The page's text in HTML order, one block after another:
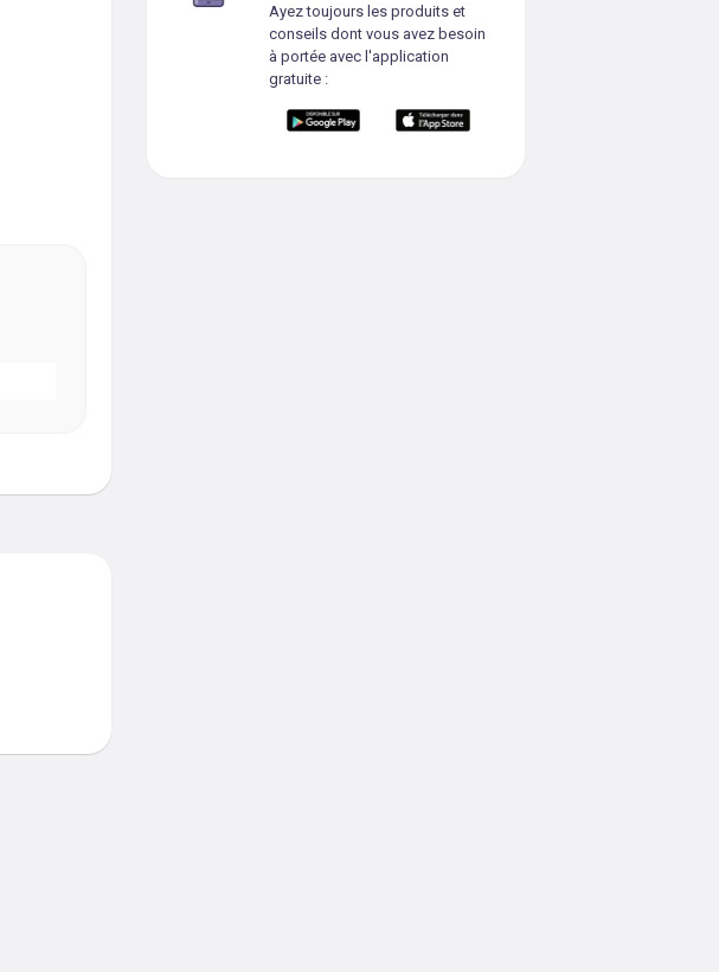
Ayez toujours les produits et
conseils dont vous avez besoin
à portée avec l'application
gratuite :